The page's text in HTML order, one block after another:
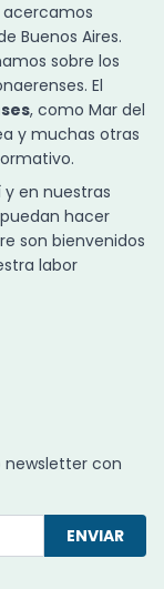
acercamos
Buenos Aires.
sobre los
El
, como Mar del
y muchas otras
en nuestras
hacer
son bienvenidos
labor
newsletter con
ENVIAR